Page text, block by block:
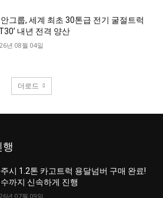
그룹, 세계 최초 30톤급 전기 굴절트럭
내년 전격 양산
년 08월 04일
더로드
시 1.2톤 카고트럭 용달넘버 구매 완료!
까지 신속하게 진행
년 07월 09일